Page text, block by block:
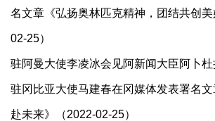
名文章《弘扬奥林匹克精神，团结共创
02-25）
驻阿曼大使李凌冰会见阿新闻大臣阿卜杜
驻冈比亚大使马建春在冈媒体发表署名
赴未来》（2022-02-25）